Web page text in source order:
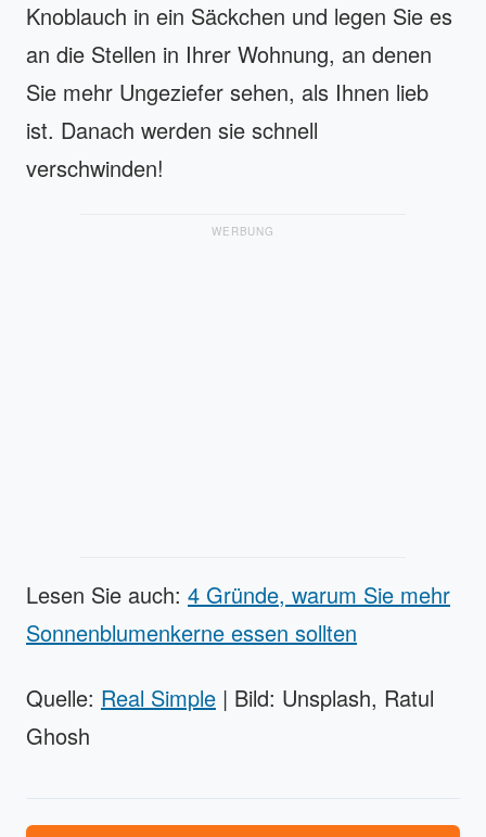
Knoblauch in ein Säckchen und legen Sie es
an die Stellen in Ihrer Wohnung, an denen
Sie mehr Ungeziefer sehen, als Ihnen lieb
ist. Danach werden sie schnell
verschwinden!
WERBUNG
Lesen Sie auch: 4 Gründe, warum Sie mehr
Sonnenblumenkerne essen sollten
Quelle: Real Simple | Bild: Unsplash, Ratul
Ghosh